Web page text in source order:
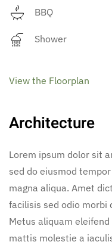
BBQ
Shower
View the Floorplan
Architecture
Lorem ipsum dolor sit
sed do eiusmod
magna aliqua. Amet
facilisis sed odio morbi
Metus aliquam
mattis molestie a